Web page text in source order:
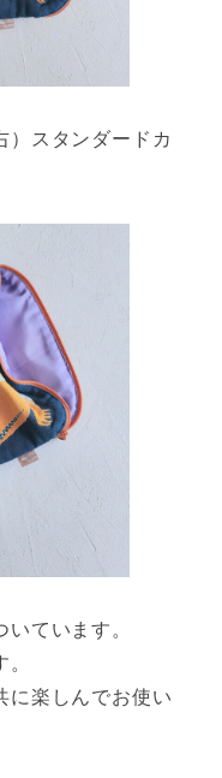
）スタンダードカ
ています。
に楽しんでお使い